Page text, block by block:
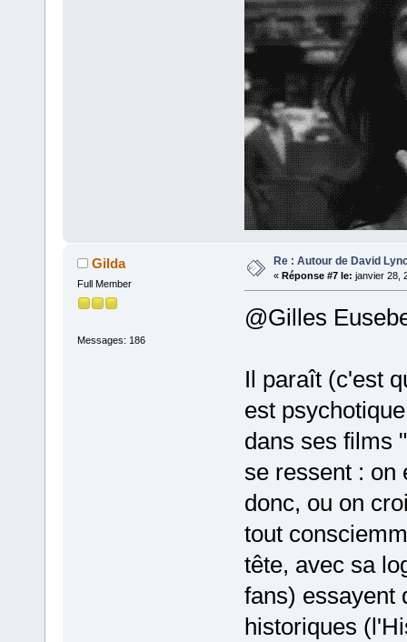
Gilda
Full Member
Messages: 186
Re : Autour de David
« Réponse #7 le: janvier 28,
@Gilles
Il paraît (c'est
est
dans ses films
se ressent : on
donc, ou on
tout
tête, avec sa
fans) essayent
historiques